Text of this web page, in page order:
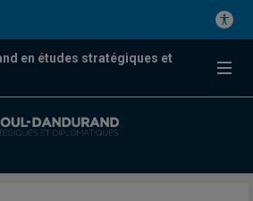
en études stratégiques et